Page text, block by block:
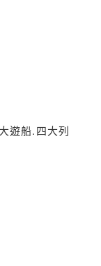
遊船.四大列